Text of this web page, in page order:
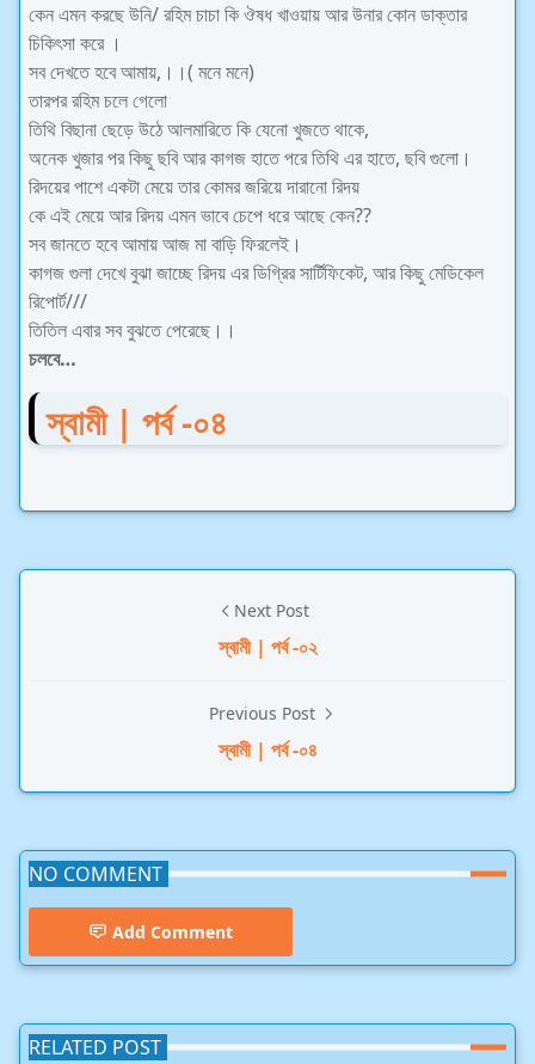
কেন এমন করছে উনি/ রহিম চাচা কি ঔষধ খাওয়ায় আর উনার কোন ডাক্তার
চিকিৎসা করে ।
সব দেখতে হবে আমায়,।।( মনে মনে)
তারপর রহিম চলে গেলো
তিথি বিছানা ছেড়ে উঠে আলমারিতে কি যেনো খুজতে থাকে,
অনেক খুজার পর কিছু ছবি আর কাগজ হাতে পরে তিথি এর হাতে, ছবি গুলো।
রিদয়ের পাশে একটা মেয়ে তার কোমর জরিয়ে দারানো রিদয়
কে এই মেয়ে আর রিদয় এমন ভাবে চেপে ধরে আছে কেন??
সব জানতে হবে আমায় আজ মা বাড়ি ফিরলেই।
কাগজ গুলা দেখে বুঝা জাচ্ছে রিদয় এর ডিগ্রির সার্টিফিকেট, আর কিছু মেডিকেল
রিপোর্ট///
তিতিল এবার সব বুঝতে পেরেছে।।
চলবে…
স্বামী | পর্ব -০৪
Next Post
স্বামী | পর্ব -০২
Previous Post
স্বামী | পর্ব -০৪
NO COMMENT
Add Comment
RELATED POST